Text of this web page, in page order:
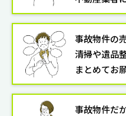
事故物件の
清掃や遺品
まとめてお
事故物件だ